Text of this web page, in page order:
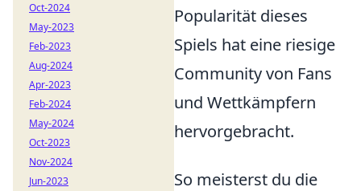
Popularität dieses
Spiels hat eine riesige
Community von Fans
und Wettkämpfern
hervorgebracht.
So meisterst du die
Oct-2024
May-2023
Feb-2023
Aug-2024
Apr-2023
Feb-2024
May-2024
Oct-2023
Nov-2024
Jun-2023